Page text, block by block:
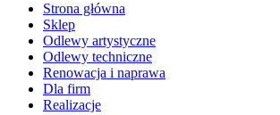
Strona główna
Sklep
Odlewy artystyczne
Odlewy techniczne
Renowacja i naprawa
Dla firm
Realizacje